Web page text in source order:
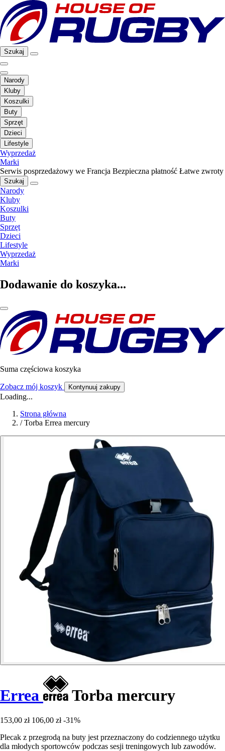
Szukaj
Narody
Kluby
Koszulki
Buty
Sprzęt
Dzieci
Lifestyle
Wyprzedaż
Marki
Serwis posprzedażowy we Francja Bezpieczna płatność Łatwe zwroty
Szukaj
Narody
Kluby
Koszulki
Buty
Sprzęt
Dzieci
Lifestyle
Wyprzedaż
Marki
Dodawanie do koszyka...
Suma częściowa koszyka
Zobacz mój koszyk Kontynuuj zakupy
Loading...
Strona główna
/ Torba Errea mercury
Errea Torba mercury
153,00 zł 106,00 zł -31%
Plecak z przegrodą na buty jest przeznaczony do codziennego użytku
dla młodych sportowców podczas sesji treningowych lub zawodów.